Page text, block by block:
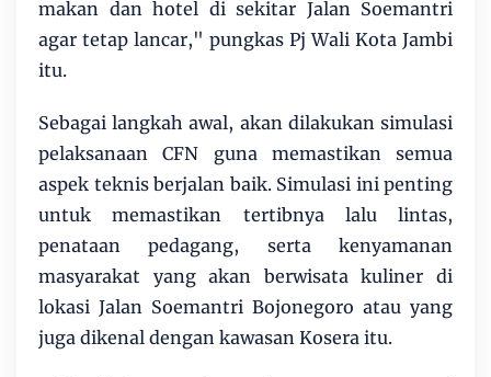
makan dan hotel di sekitar Jalan Soemantri
agar tetap lancar," pungkas Pj Wali Kota Jambi
itu.
Sebagai langkah awal, akan dilakukan simulasi
pelaksanaan CFN guna memastikan semua
aspek teknis berjalan baik. Simulasi ini penting
untuk memastikan tertibnya lalu lintas,
penataan pedagang, serta kenyamanan
masyarakat yang akan berwisata kuliner di
lokasi Jalan Soemantri Bojonegoro atau yang
juga dikenal dengan kawasan Kosera itu.